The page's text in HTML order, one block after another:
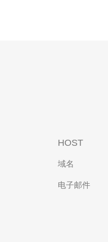
HOST
域名
电子邮件